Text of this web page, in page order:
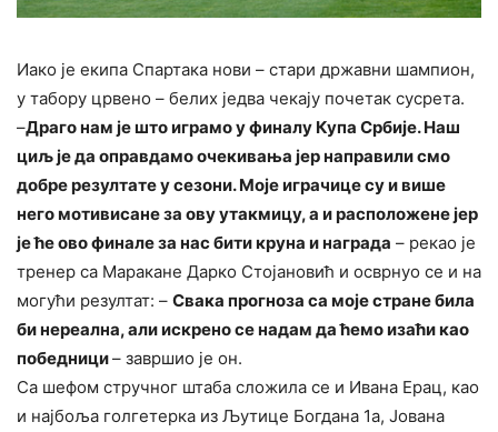
Иако је екипа Спартака нови – стари државни шампион,
у табору црвено – белих једва чекају почетак сусрета.
–Драго нам је што играмо у финалу Купа Србије. Наш
циљ је да оправдамо очекивања јер направили смо
добре резултате у сезони. Моје играчице су и више
него мотивисане за ову утакмицу, а и расположене јер
је ће ово финале за нас бити круна и награда – рекао је
тренер са Маракане Дарко Стојановић и осврнуо се и на
могући резултат: – Свака прогноза са моје стране била
би нереална, али искрено се надам да ћемо изаћи као
победници– завршио је он.
Са шефом стручног штаба сложила се и Ивана Ерац, као
и најбоља голгетерка из Љутице Богдана 1а, Јована